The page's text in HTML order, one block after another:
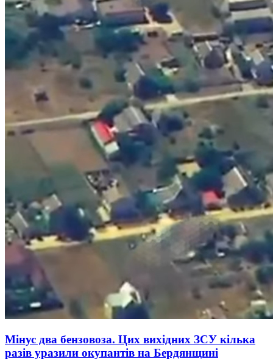
Мінус два бензовоза. Цих вихідних ЗСУ кілька
разів уразили окупантів на Бердянщині